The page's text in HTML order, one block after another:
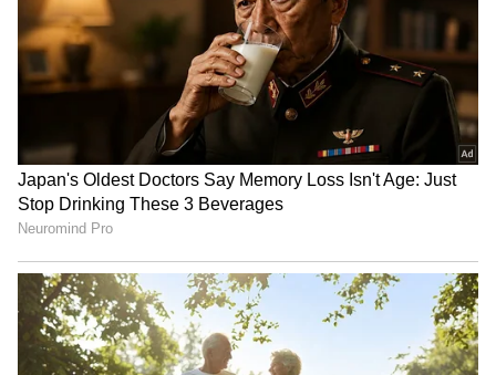
3. ಹನುಮ ವಿಹಾರಿ
ಟೆಸ್ಟ್ ಸ್ಪೆಷಲಿಸ್ಟ್ ಚೇತೇಶ್ವರ್ ಪೂಜಾರ ಅನುಪಸ್ಥಿತಿಯಲ್ಲಿ
ಮೊದಲ ಟೆಸ್ಟ್‌ ಪಂದ್ಯದಲ್ಲಿ ಸಮಯೋಚಿತ ಅರ್ಧಶತಕ
ಬಾರಿಸುವ ಮೂಲಕ ಆಯ್ಕೆ ಸಮಿತಿ ಮನ ಗೆದ್ದಿದ್ದರು. ವಿಹಾರಿ
ಇದೀಗ ಮತ್ತೊಮ್ಮೆ ಮೂರನೇ ಕ್ರಮಾಂಕ ಭದ್ರಪಡಿಸಿಕೊಳ್ಳಲು
ಎದುರು ನೋಡುತ್ತಿದ್ದಾರೆ.